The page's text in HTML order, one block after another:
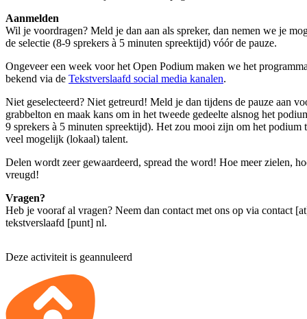
Aanmelden
Wil je voordragen? Meld je dan aan als spreker, dan nemen we je
de selectie (8-9 sprekers à 5 minuten spreektijd) vóór de pauze.
Ongeveer een week voor het Open Podium maken we het
bekend via de Tekstverslaafd social media kanalen.
Niet geselecteerd? Niet getreurd! Meld je dan tijdens de pauze aan
grabbelton en maak kans om in het tweede gedeelte alsnog het
9 sprekers à 5 minuten spreektijd). Het zou mooi zijn om het podium
veel mogelijk (lokaal) talent.
Delen wordt zeer gewaardeerd, spread the word! Hoe meer zielen,
vreugd!
Vragen?
Heb je vooraf al vragen? Neem dan contact met ons op via contact
tekstverslaafd [punt] nl.
Deze activiteit is geannuleerd